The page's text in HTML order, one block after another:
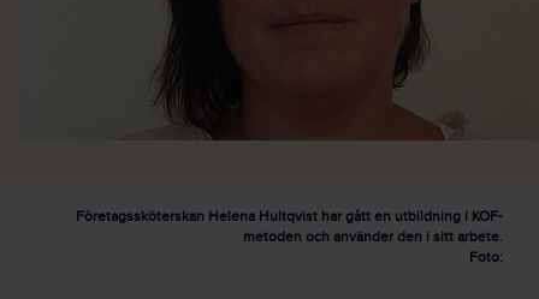
Företagssköterskan Helena Hultqvist har gått en utbildning i KOF-
metoden och använder den i sitt arbete.
Foto: